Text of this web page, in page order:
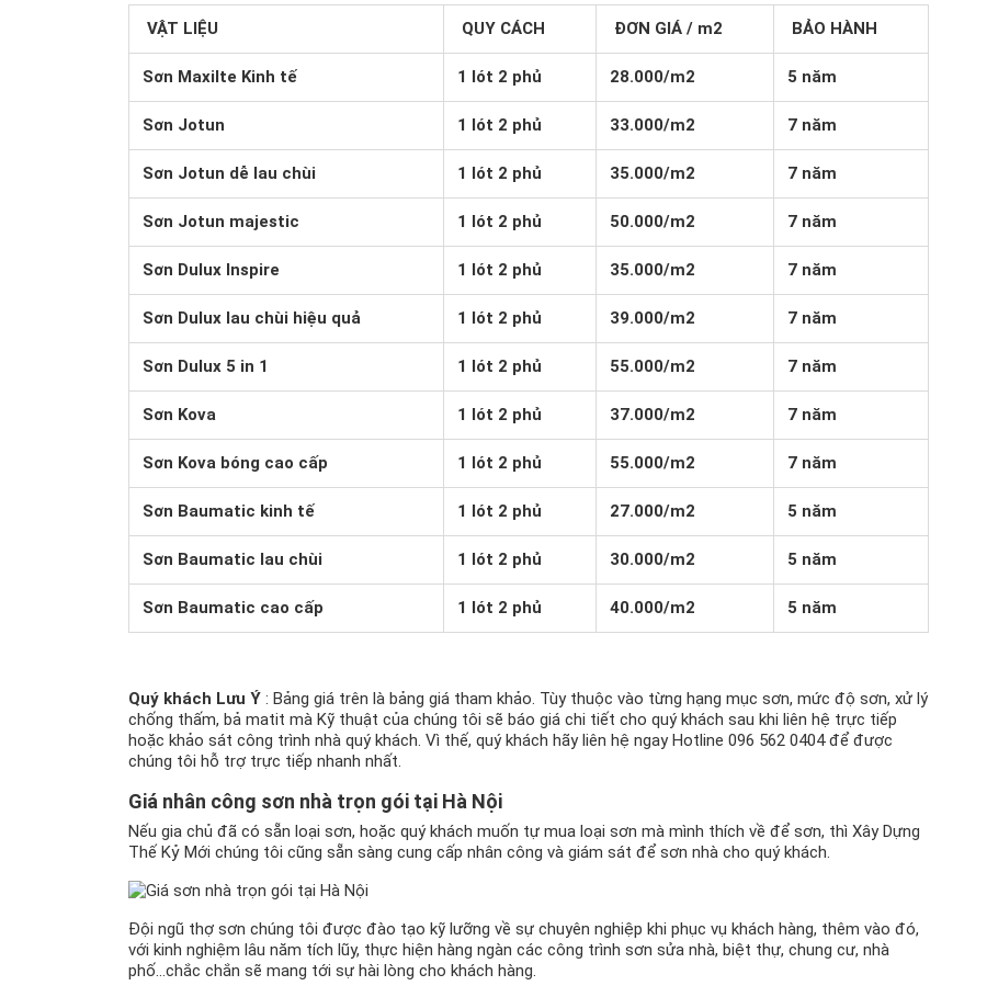
VẬT LIỆU QUY CÁCH ĐƠN GIÁ / m2 BẢO HÀNH
Sơn Maxilte Kinh tế 1 lót 2 phủ 28.000/m2 5 năm
Sơn Jotun 1 lót 2 phủ 33.000/m2 7 năm
Sơn Jotun dễ lau chùi 1 lót 2 phủ 35.000/m2 7 năm
Sơn Jotun majestic 1 lót 2 phủ 50.000/m2 7 năm
Sơn Dulux Inspire 1 lót 2 phủ 35.000/m2 7 năm
Sơn Dulux lau chùi hiệu quả 1 lót 2 phủ 39.000/m2 7 năm
Sơn Dulux 5 in 1 1 lót 2 phủ 55.000/m2 7 năm
Sơn Kova 1 lót 2 phủ 37.000/m2 7 năm
Sơn Kova bóng cao cấp 1 lót 2 phủ 55.000/m2 7 năm
Sơn Baumatic kinh tế 1 lót 2 phủ 27.000/m2 5 năm
Sơn Baumatic lau chùi 1 lót 2 phủ 30.000/m2 5 năm
Sơn Baumatic cao cấp 1 lót 2 phủ 40.000/m2 5 năm
Quý khách Lưu Ý : Bảng giá trên là bảng giá tham khảo. Tùy thuộc vào từng hạng mục sơn, mức độ sơn, xử lý
chống thấm, bả matit mà Kỹ thuật của chúng tôi sẽ báo giá chi tiết cho quý khách sau khi liên hệ trực tiếp
hoặc khảo sát công trình nhà quý khách. Vì thế, quý khách hãy liên hệ ngay Hotline 096 562 0404 để được
chúng tôi hỗ trợ trực tiếp nhanh nhất.
Giá nhân công sơn nhà trọn gói tại Hà Nội
Nếu gia chủ đã có sẵn loại sơn, hoặc quý khách muốn tự mua loại sơn mà mình thích về để sơn, thì Xây Dựng
Thế Kỷ Mới chúng tôi cũng sẵn sàng cung cấp nhân công và giám sát để sơn nhà cho quý khách.
Đội ngũ thợ sơn chúng tôi được đào tạo kỹ lưỡng về sự chuyên nghiệp khi phục vụ khách hàng, thêm vào đó,
với kinh nghiệm lâu năm tích lũy, thực hiện hàng ngàn các công trình sơn sửa nhà, biệt thự, chung cư, nhà
phố…chắc chắn sẽ mang tới sự hài lòng cho khách hàng.